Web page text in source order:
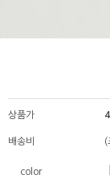
상품가
배송비 (
color